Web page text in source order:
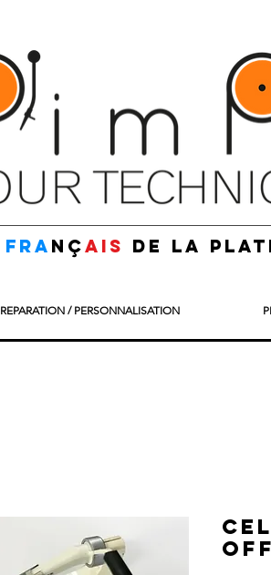
fra nçais de la
REPARATION / PERSONNALISATION